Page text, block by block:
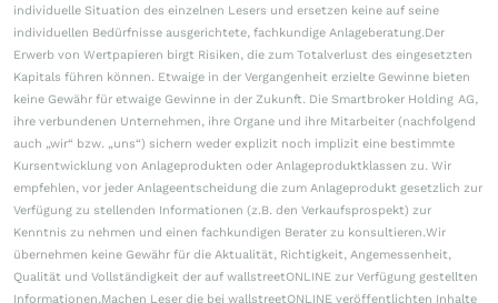
individuelle Situation des einzelnen Lesers und ersetzen keine auf seine
individuellen Bedürfnisse ausgerichtete, fachkundige Anlageberatung.Der
Erwerb von Wertpapieren birgt Risiken, die zum Totalverlust des eingesetzten
Kapitals führen können. Etwaige in der Vergangenheit erzielte Gewinne bieten
keine Gewähr für etwaige Gewinne in der Zukunft. Die Smartbroker Holding AG,
ihre verbundenen Unternehmen, ihre Organe und ihre Mitarbeiter (nachfolgend
auch „wir“ bzw. „uns“) sichern weder explizit noch implizit eine bestimmte
Kursentwicklung von Anlageprodukten oder Anlageproduktklassen zu. Wir
empfehlen, vor jeder Anlageentscheidung die zum Anlageprodukt gesetzlich zur
Verfügung zu stellenden Informationen (z.B. den Verkaufsprospekt) zur
Kenntnis zu nehmen und einen fachkundigen Berater zu konsultieren.Wir
übernehmen keine Gewähr für die Aktualität, Richtigkeit, Angemessenheit,
Qualität und Vollständigkeit der auf wallstreetONLINE zur Verfügung gestellten
Informationen.Machen Leser die bei wallstreetONLINE veröffentlichten Inhalte